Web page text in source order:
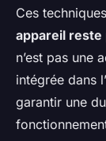
Ces
appareil
n’est pas une
intégrée dans
garantir une